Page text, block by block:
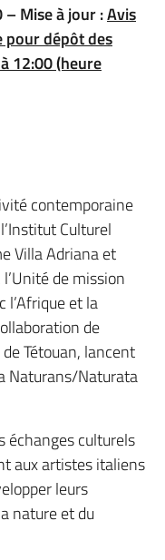
– Mise à jour :Avis
dépôt des
12:00 (heure
contemporaine
Culturel
Villa Adriana et
de mission
l’Afrique et la
de
Tétouan, lancent
Naturans/Naturata
échanges culturels
aux artistes italiens
leurs
nature et du